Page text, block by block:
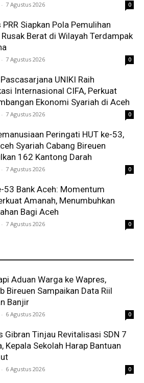
- 7 Agustus 2026 0
Siapkan Pola Pemulihan
Berat di Wilayah Terdampak
- 7 Agustus 2026 0
UNIKI Raih
Internasional CIFA, Perkuat
Ekonomi Syariah di Aceh
- 7 Agustus 2026 0
Peringati HUT ke-53,
Syariah Cabang Bireuen
162 Kantong Darah
- 7 Agustus 2026 0
53 Bank Aceh: Momentum
Amanah, Menumbuhkan
Bagi Aceh
- 7 Agustus 2026 0
Aduan Warga ke Wapres,
Bireuen Sampaikan Data Riil
Banjir
- 6 Agustus 2026 0
Gibran Tinjau Revitalisasi SDN 7
Kepala Sekolah Harap Bantuan
- 6 Agustus 2026 0